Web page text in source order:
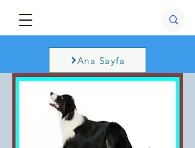
Ana Sayfa